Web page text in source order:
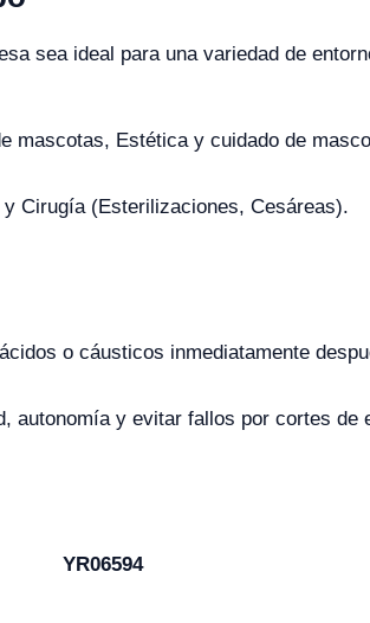
sea ideal para una variedad de
mascotas, Estética y cuidado de
Cirugía (Esterilizaciones, Cesáreas).
o cáusticos inmediatamente
autonomía y evitar fallos por cortes de
YR06594